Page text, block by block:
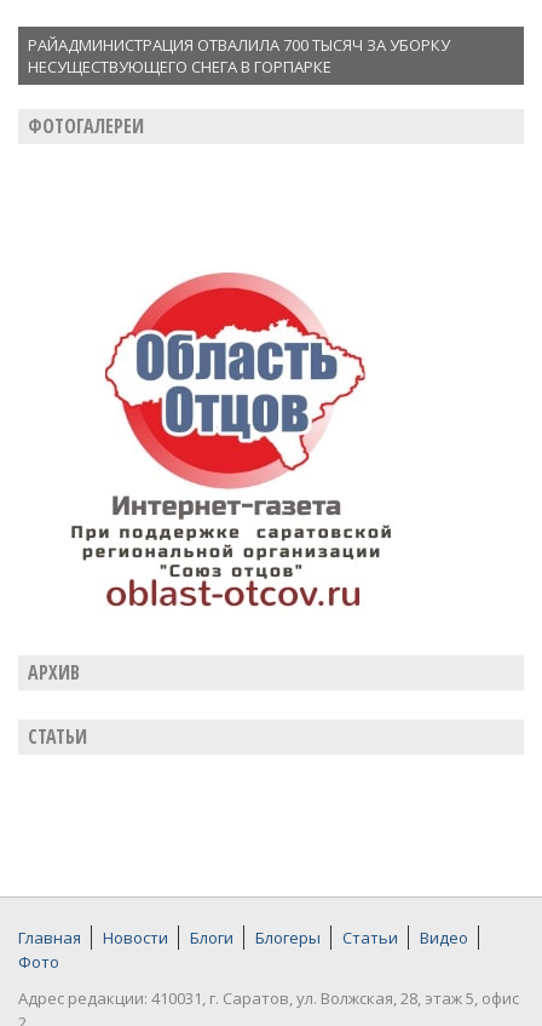
РАЙАДМИНИСТРАЦИЯ ОТВАЛИЛА 700 ТЫСЯЧ ЗА УБОРКУ
НЕСУЩЕСТВУЮЩЕГО СНЕГА В ГОРПАРКЕ
ФОТОГАЛЕРЕИ
АРХИВ
СТАТЬИ
Главная Новости Блоги Блогеры Статьи
Видео
Фото
Адрес редакции: 410031, г. Саратов, ул. Волжская, 28, этаж 5, офис